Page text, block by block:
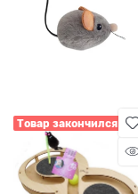
Товар закончился